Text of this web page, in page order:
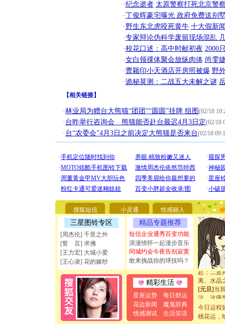
·纪念逝者 太原警察打死北京警
·丁俊晖豪宅曝光 政府免费送别
·野生东北虎咬死黄牛 十大假新
·专家辩论伪科学废留现场混乱
·校花口述：高中时献初夜 2000
·女白领祼体聚会放纵肉体 尚雯
·曹颖印小天酒店开房照被爆 野
·诡秘莫测：二战五大未解之谜
【相关链接】
·林业局为赠台大熊猫“团团”“圆圆”挂牌 组图 (02/18
· 台昨举行咨询会 熊猫能否赴台最迟4月3日定(02/18
· 台“农委会”4月3日之前决定大熊猫是否来台(02/18
搜狐短信 小灵通 性感丽人
三星图铃专区
[周杰伦] 千里之外
[誓 言] 求佛
[王力宏] 大城小爱
[王心凌] 花的嫁纱
精品专题推荐
短信企业通秀百变功能
浪漫情怀一起漫步音乐
同城约会今夜告别寂寞
敢来挑战你的球技吗？
精彩生活
星座运势
每日财运
花边新闻
魔鬼辞典
情感测试
生活笑话
[圣诞节]
你太多
要平安
[圣诞节]
能正大光
天都要快
[圣诞节]
如意,快
[元旦]看
断电。
你是我专
[元旦]如
起；二是
离。水晶
[元旦] 当
泣，这痛
卖了。
[春节]风
颜！冬去
今日运程
桃花运，